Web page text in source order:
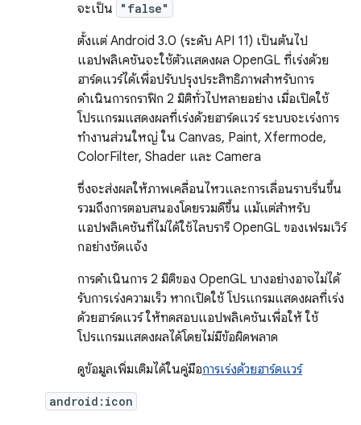
จะเป็น
"false"
ตั้งแต่ Android 3.0 (ระดับ API 11) เป็นต้นไป
แอปพลิเคชันจะใช้ตัวแสดงผล OpenGL ที่เร่งด้วย
ฮาร์ดแวร์ได้เพื่อปรับปรุงประสิทธิภาพสำหรับการ
ดำเนินการกราฟิก 2 มิติทั่วไปหลายอย่าง เมื่อเปิดใช้
โปรแกรมแสดงผลที่เร่งด้วยฮาร์ดแวร์ ระบบจะเร่งการ
ทำงานส่วนใหญ่ ใน Canvas, Paint, Xfermode,
ColorFilter, Shader และ Camera
ซึ่งจะส่งผลให้ภาพเคลื่อนไหวและการเลื่อนราบรื่นขึ้น
รวมถึงการตอบสนองโดยรวมดีขึ้น แม้แต่สำหรับ
แอปพลิเคชันที่ไม่ได้ใช้ไลบรารี OpenGL ของเฟรมเวิร์
กอย่างชัดแจ้ง
การดำเนินการ 2 มิติของ OpenGL บางอย่างอาจไม่ได้
รับการเร่งความเร็ว หากเปิดใช้ โปรแกรมแสดงผลที่เร่ง
ด้วยฮาร์ดแวร์ ให้ทดสอบแอปพลิเคชันเพื่อให้ ใช้
โปรแกรมแสดงผลได้โดยไม่มีข้อผิดพลาด
ดูข้อมูลเพิ่มเติมได้ในคู่มือการเร่งด้วยฮาร์ดแวร์
android:icon